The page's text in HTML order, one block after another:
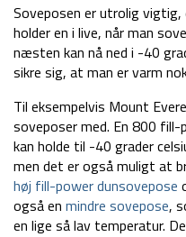
Soveposen er utrolig
holder en i live, når man
næsten kan nå ned i -40
sikre sig, at man er varm
Til eksempelvis Mount
soveposer med. En 800
kan holde til -40 grader
men det er også muligt at
høj fill-power dunsovepose
også en mindre sovepose,
en lige så lav temperatur.